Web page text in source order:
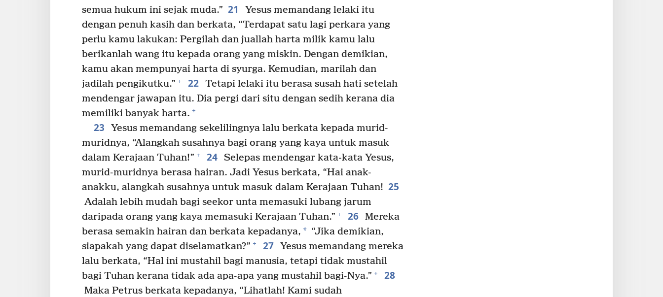
semua hukum ini sejak muda.” 21
Yesus memandang lelaki itu
dengan penuh kasih dan berkata, “Terdapat satu lagi perkara yang
perlu kamu lakukan: Pergilah dan juallah harta milik kamu lalu
berikanlah wang itu kepada orang yang miskin. Dengan demikian,
kamu akan mempunyai harta di syurga. Kemudian, marilah dan
jadilah pengikutku.” + 22 Tetapi lelaki itu berasa susah hati setelah
mendengar jawapan itu. Dia pergi dari situ dengan sedih kerana dia
memiliki banyak harta. +
23
Yesus memandang sekelilingnya lalu berkata kepada murid-
muridnya, “Alangkah susahnya bagi orang yang kaya untuk masuk
dalam Kerajaan Tuhan!” + 24 Selepas mendengar kata-kata Yesus,
murid-muridnya berasa hairan. Jadi Yesus berkata, “Hai anak-
anakku, alangkah susahnya untuk masuk dalam Kerajaan Tuhan! 25
Adalah lebih mudah bagi seekor unta memasuki lubang jarum
daripada orang yang kaya memasuki Kerajaan Tuhan.” + 26 Mereka
berasa semakin hairan dan berkata kepadanya, * “Jika demikian,
siapakah yang dapat diselamatkan?” + 27 Yesus memandang mereka
lalu berkata, “Hal ini mustahil bagi manusia, tetapi tidak mustahil
bagi Tuhan kerana tidak ada apa-apa yang mustahil bagi-Nya.” + 28
Maka Petrus berkata kepadanya, “Lihatlah! Kami sudah